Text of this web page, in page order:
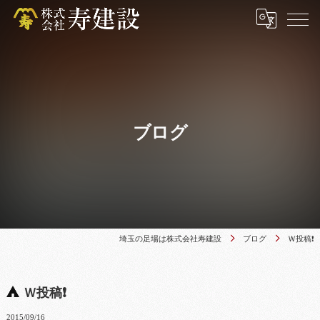
ブログ
埼玉の足場は株式会社寿建設 ブログ Ｗ投稿❗
Ｗ投稿❗
2015/09/16